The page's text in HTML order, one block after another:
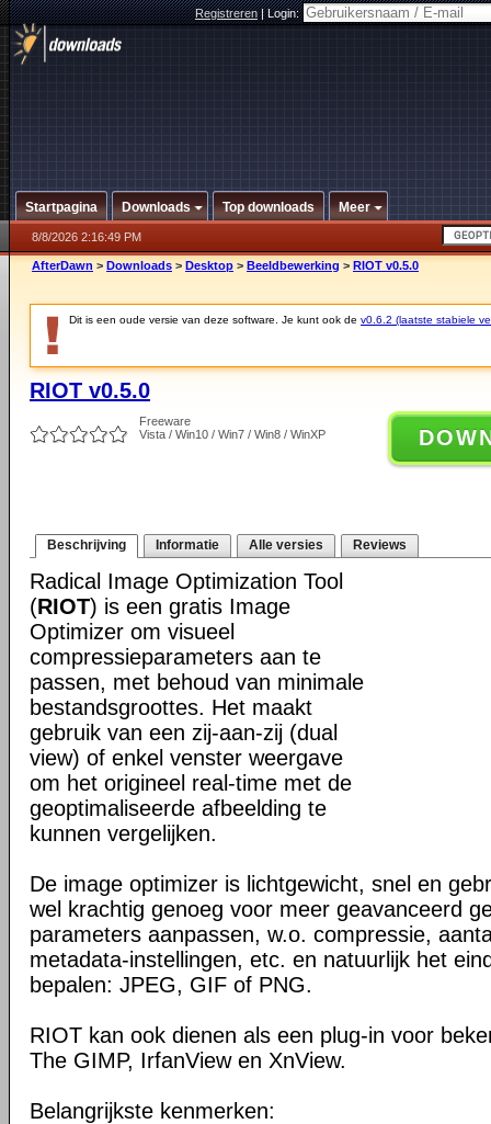
Registreren|Login:
Startpagina Downloads Top downloads Meer
8/8/2026 2:16:49 PM
AfterDawn > Downloads > Desktop > Beeldbewerking > RIOT v0.5.0
Dit is een oude versie van deze software. Je kunt ook de v0.6.2 (laatste stabiele
RIOT v0.5.0
Freeware
Vista / Win10 / Win7 / Win8 / WinXP
Beschrijving Informatie Alle versies Reviews
Radical Image Optimization Tool
(RIOT) is een gratis Image
Optimizer om visueel
compressieparameters aan te
passen, met behoud van minimale
bestandsgroottes. Het maakt
gebruik van een zij-aan-zij (dual
view) of enkel venster weergave
om het origineel real-time met de
geoptimaliseerde afbeelding te
kunnen vergelijken.
De image optimizer is lichtgewicht, snel en
wel krachtig genoeg voor meer geavanceerd
parameters aanpassen, w.o. compressie,
metadata-instellingen, etc. en natuurlijk het
bepalen: JPEG, GIF of PNG.
RIOT kan ook dienen als een plug-in voor
The GIMP, IrfanView en XnView.
Belangrijkste kenmerken: